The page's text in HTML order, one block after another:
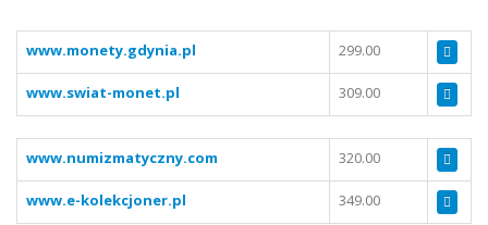
www.monety.gdynia.pl 299.00
www.swiat-monet.pl 309.00
www.numizmatyczny.com 320.00
www.e-kolekcjoner.pl 349.00